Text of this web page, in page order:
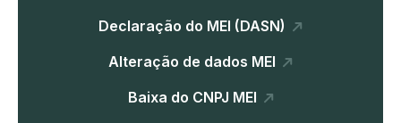
Declaração do MEI (DASN)
Alteração de dados MEI
Baixa do CNPJ MEI